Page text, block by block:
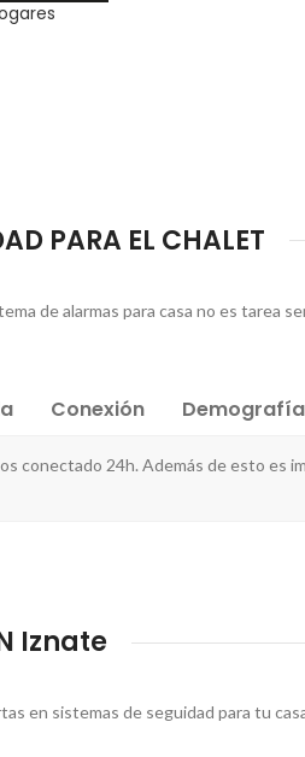
PARA EL CHALET
de alarmas para casa no es tarea
Conexión Demografía
conectado 24h. Además de esto es
Iznate
en sistemas de seguidad para tu